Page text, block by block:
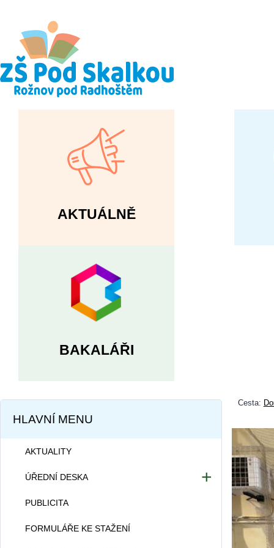
AKTUÁLNĚ
BAKALÁŘI
Cesta:
HLAVNÍ MENU
AKTUALITY
ÚŘEDNÍ DESKA
Dokumentace školy
PUBLICITA
FORMULÁŘE KE STAŽENÍ